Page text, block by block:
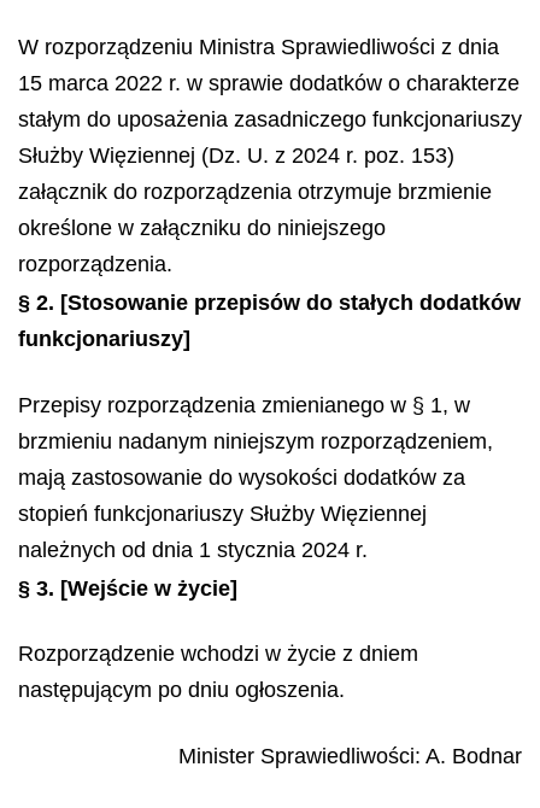
W rozporządzeniu Ministra Sprawiedliwości z dnia
15 marca 2022 r. w sprawie dodatków o charakterze
stałym do uposażenia zasadniczego funkcjonariuszy
Służby Więziennej (Dz. U. z 2024 r. poz. 153)
załącznik do rozporządzenia otrzymuje brzmienie
określone w załączniku do niniejszego
rozporządzenia.
§ 2. [Stosowanie przepisów do stałych dodatków
funkcjonariuszy]
Przepisy rozporządzenia zmienianego w § 1, w
brzmieniu nadanym niniejszym rozporządzeniem,
mają zastosowanie do wysokości dodatków za
stopień funkcjonariuszy Służby Więziennej
należnych od dnia 1 stycznia 2024 r.
§ 3. [Wejście w życie]
Rozporządzenie wchodzi w życie z dniem
następującym po dniu ogłoszenia.
Minister Sprawiedliwości: A. Bodnar